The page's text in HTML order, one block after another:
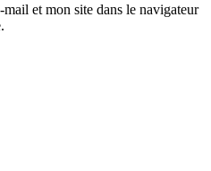
et mon site dans le navigateur